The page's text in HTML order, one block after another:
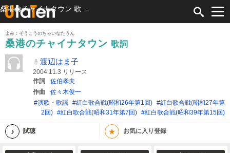
よみ：そうこうのちゃいなたうん
桑港のチャイナタウン 歌詞
渡辺はま子
2004.11.3 リリース
作詞
佐伯孝夫
作曲
佐々木俊一
#演歌・歌謡 #紅白歌合戦(昭和26年第1回) #紅白歌合戦(昭和27年第
2回) #紅白歌合戦(昭和31年第7回) #紅白歌合戦(昭和39年第15回)
試聴 ★ お気に入り登録